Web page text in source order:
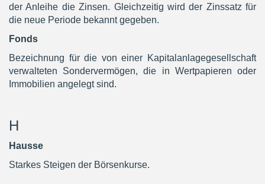
der Anleihe die Zinsen. Gleichzeitig wird der Zinssatz für
die neue Periode bekannt gegeben.
Fonds
Bezeichnung für die von einer Kapitalanlagegesellschaft
verwalteten Sondervermögen, die in Wertpapieren oder
Immobilien angelegt sind.
H
Hausse
Starkes Steigen der Börsenkurse.